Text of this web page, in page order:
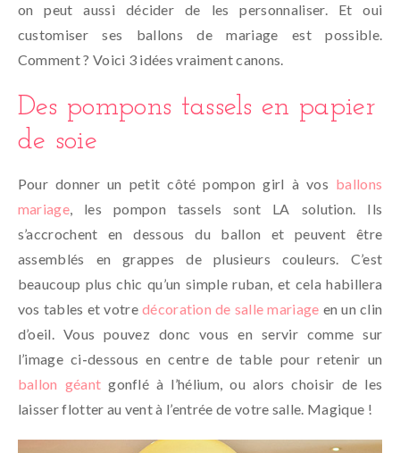
on peut aussi décider de les personnaliser. Et oui
customiser ses ballons de mariage est possible.
Comment ? Voici 3 idées vraiment canons.
Des pompons tassels en papier
de soie
Pour donner un petit côté pompon girl à vos ballons
mariage, les pompon tassels sont LA solution. Ils
s’accrochent en dessous du ballon et peuvent être
assemblés en grappes de plusieurs couleurs. C’est
beaucoup plus chic qu’un simple ruban, et cela habillera
vos tables et votre décoration de salle mariage en un clin
d’oeil. Vous pouvez donc vous en servir comme sur
l’image ci-dessous en centre de table pour retenir un
ballon géant gonflé à l’hélium, ou alors choisir de les
laisser flotter au vent à l’entrée de votre salle. Magique !